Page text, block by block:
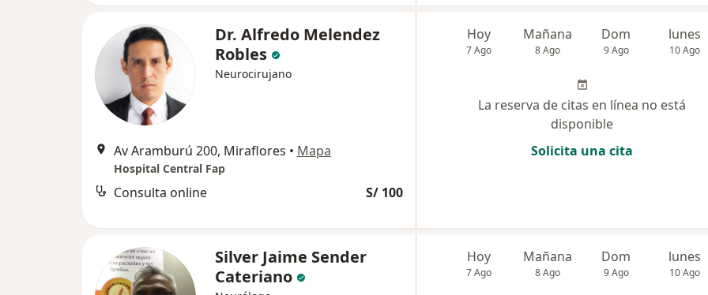
Dr. Alfredo Melendez
Robles
Neurocirujano
Av Aramburú 200, Miraflores • Mapa
Hospital Central Fap
Consulta online S/ 100
Hoy
7 Ago
Mañana
8 Ago
Dom
9 Ago
lunes
10 Ago
La reserva de citas en línea no está
disponible
Solicita una cita
Silver Jaime Sender
Cateriano
Hoy
7 Ago
Mañana
8 Ago
Dom
9 Ago
lunes
10 Ago